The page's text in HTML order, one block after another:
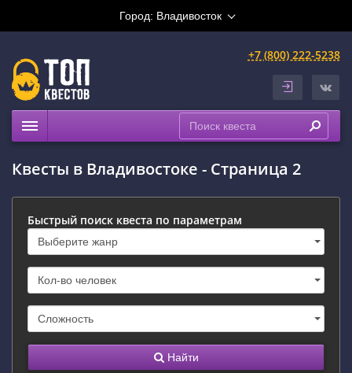
Город: Владивосток
+7 (800) 222-5238
Рейтинги
На карте
Квесты в Владивостоке - Страница 2
Быстрый поиск квеста по параметрам
Найти